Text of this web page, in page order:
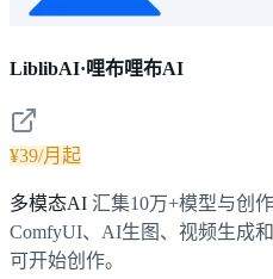
LiblibAI·哩布哩布AI
¥39/月起
多模态AI 汇集10万+模型与创
ComfyUI、AI生图、视频生成
可开始创作。